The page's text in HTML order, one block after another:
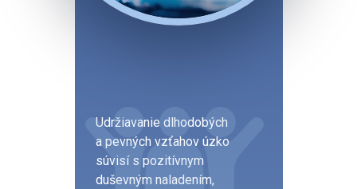
Udržiavanie dlhodobých
a pevných vzťahov úzko
súvisí s pozitívnym
duševným naladením,